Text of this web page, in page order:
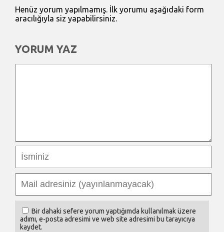
Henüz yorum yapılmamış. İlk yorumu aşağıdaki form
aracılığıyla siz yapabilirsiniz.
YORUM YAZ
Bir dahaki sefere yorum yaptığımda kullanılmak üzere
adımı, e-posta adresimi ve web site adresimi bu tarayıcıya
kaydet.